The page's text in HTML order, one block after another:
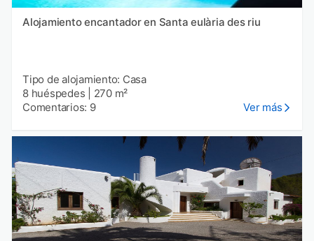
Alojamiento encantador en Santa eulària des riu
Tipo de alojamiento: Casa
8 huéspedes
270 m²
Comentarios: 9
Ver más